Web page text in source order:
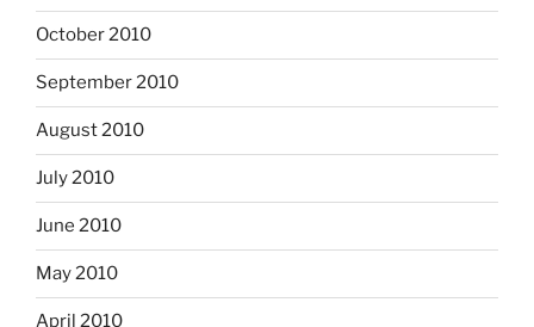
October 2010
September 2010
August 2010
July 2010
June 2010
May 2010
April 2010